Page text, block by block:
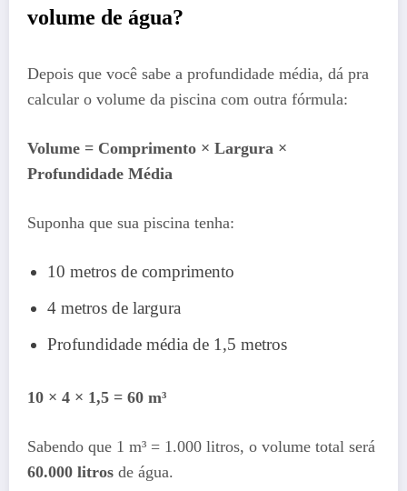
volume de água?
Depois que você sabe a profundidade média, dá pra
calcular o volume da piscina com outra fórmula:
Volume = Comprimento × Largura ×
Profundidade Média
Suponha que sua piscina tenha:
10 metros de comprimento
4 metros de largura
Profundidade média de 1,5 metros
10 × 4 × 1,5 = 60 m³
Sabendo que 1 m³ = 1.000 litros, o volume total será
60.000 litros de água.